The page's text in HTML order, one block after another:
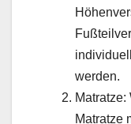
werden.
Matratze